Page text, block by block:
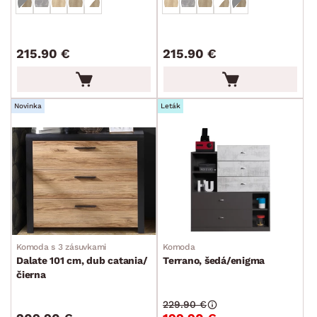
Periňáky
Bytové doplnky
Sedacie súpravy a pohovky
Zostavy a steny
Drobný nábytok
FARBA
DEKOR
ROZMERY
MATERIÁL
POVRCHOVÁ ÚPRAVA
215.90 € 215.90 €
Novinka
Komoda s 3 zásuvkami
Dalate 101 cm, dub catania/
čierna
Leták
Komoda
Terrano, šedá/enigma
229.90 €